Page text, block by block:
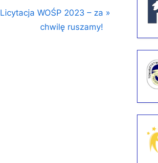
N
Licytacja WOŚP 2023 – za
chwilę ruszamy!